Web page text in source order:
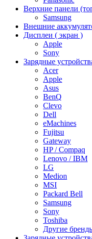
Верхние панели
Samsung
Внешние
Дисплеи ( экран )
Apple
Sony
Зарядные
Acer
Apple
Asus
BenQ
Clevo
Dell
eMachines
Fujitsu
Gateway
HP / Compaq
Lenovo / IBM
LG
Medion
MSI
Packard Bell
Samsung
Sony
Toshiba
Другие